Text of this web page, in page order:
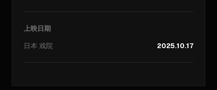
上映日期
日本 戏院 2025.10.17